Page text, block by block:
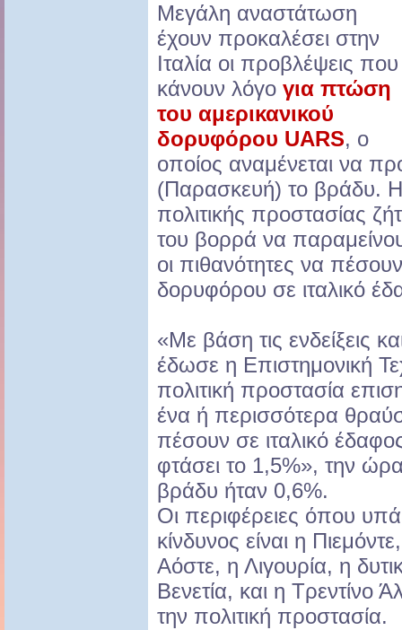
Μεγάλη αναστάτωση
έχουν προκαλέσει στην
Ιταλία οι προβλέψεις που
κάνουν λόγο για πτώση
του αμερικανικού
δορυφόρου UARS, ο
οποίος αναμένεται να
(Παρασκευή) το βράδυ. Η
πολιτικής προστασίας
του βορρά να
οι πιθανότητες να
δορυφόρου σε ιταλικό
«Με βάση τις ενδείξεις
έδωσε η Επιστημονική
πολιτική προστασία
ένα ή περισσότερα
πέσουν σε ιταλικό
φτάσει το 1,5%», την
βράδυ ήταν 0,6%.
Οι περιφέρειες όπου
κίνδυνος είναι η
Αόστε, η Λιγουρία, η
Βενετία, και η Τρεντίνο
την πολιτική προστασία.